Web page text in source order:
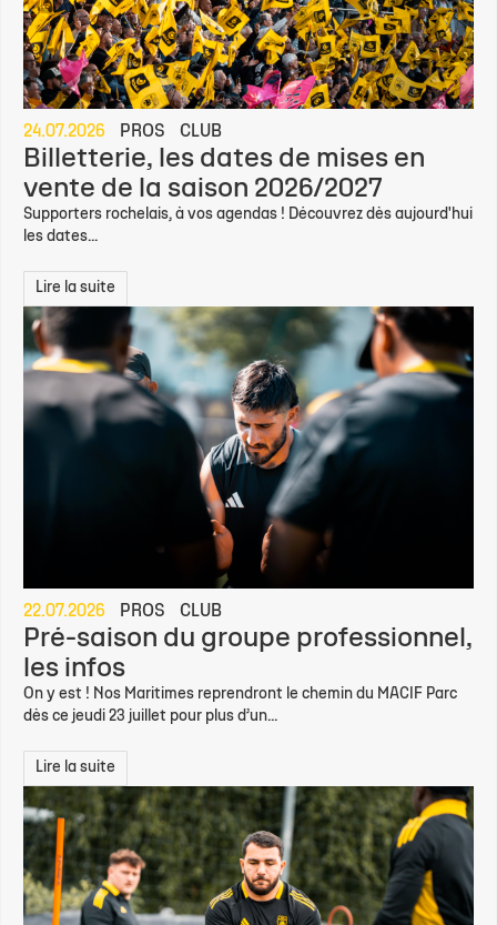
24.07.2026 PROS CLUB
Billetterie, les dates de mises en
vente de la saison 2026/2027
Supporters rochelais, à vos agendas ! Découvrez dès aujourd'hui
les dates...
Lire la suite
22.07.2026 PROS CLUB
Pré-saison du groupe professionnel,
les infos
On y est ! Nos Maritimes reprendront le chemin du MACIF Parc
dès ce jeudi 23 juillet pour plus d’un...
Lire la suite